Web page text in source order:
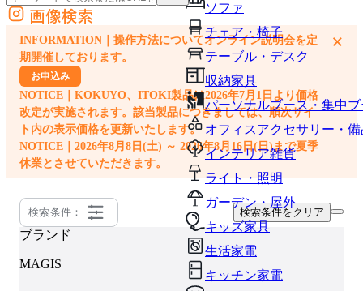
ソファ
チェア・椅子
テーブル・デスク
収納家具
パーソナルブース・集中
オフィスアクセサリー・備
インテリア雑貨
ライト・照明
ガーデン・屋外
キッズ家具
生活家電
キッチン家電
外部サイトの商品をカートに追加
他のサイトで見つけた商品ページのURLを貼り付けて、カートに追加できます
画像検索
INFORMATION｜操作方法についてオンライン説明会を定
期開催しております。
お申込み
NOTICE｜KOKUYO、ITOKI製品は2026年7月1日より価格
改定が実施されます。該当製品につきましては、順次サイ
ト内の表示価格を更新いたします。
NOTICE｜2026年8月8日(土) ～ 2026年8月16日(日)まで夏季
休業とさせていただきます。
×
検索条件： 検索条件をクリア
ブランド
MAGIS